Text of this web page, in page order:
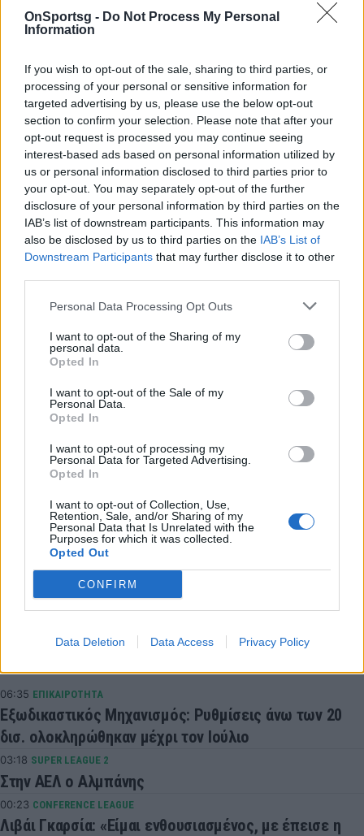
OnSportsg - Do Not Process My Personal
Information
If you wish to opt-out of the sale, sharing to third parties, or
processing of your personal or sensitive information for
targeted advertising by us, please use the below opt-out
section to confirm your selection. Please note that after your
opt-out request is processed you may continue seeing
interest-based ads based on personal information utilized by
us or personal information disclosed to third parties prior to
your opt-out. You may separately opt-out of the further
disclosure of your personal information by third parties on the
IAB’s list of downstream participants. This information may
also be disclosed by us to third parties on the IAB’s List of
Downstream Participants that may further disclose it to other
Personal Data Processing Opt Outs
I want to opt-out of the Sharing of my
personal data.
Opted In
I want to opt-out of the Sale of my
Personal Data.
Opted In
I want to opt-out of processing my
Personal Data for Targeted Advertising.
Opted In
I want to opt-out of Collection, Use,
Retention, Sale, and/or Sharing of my
Personal Data that Is Unrelated with the
Purposes for which it was collected.
Opted Out
CONFIRM
Data Deletion Data Access Privacy Policy
παίκτες την ελευθερία να λάβουν τις δικές τους
έχει ως αποτέλεσμα ένα πολύ καλύτερο
περιβάλλον εργασίας και για τις δύο πλευρές και
ένα πιο συνεπές αποτέλεσμα με ανταγωνιστικό
τρόπο. Έτοιμος για την 17η σεζόν».
I am prepared to sign. This delay wasn’t about money. I’ve
made multi-millions in my career. This has been about
principle. Secondly, my former teammates deserve the
chance to earn the next year of their contracts and play @
a competitive level to display their talents..
— Keith (@keith_langford)June 15, 2021
νέο Mobile App
Λάνγκφορντ Κιθ Basket League
COMMENTS
Συνδεθείτε για να σχολιάσετε
LATEST NEWS
06:35 ΕΠΙΚΑΙΡΟΤΗΤΑ
Εξωδικαστικός Μηχανισμός: Ρυθμίσεις άνω των 20
δισ. ολοκληρώθηκαν μέχρι τον Ιούλιο
03:18 SUPER LEAGUE 2
Στην ΑΕΛ ο Αλμπάνης
00:23 CONFERENCE LEAGUE
Λιβάι Γκαρσία: «Είμαι ενθουσιασμένος, με έπεισε η